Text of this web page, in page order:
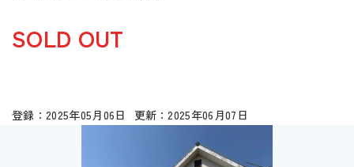
SOLD OUT
2025年05月06日 2025年06月07日